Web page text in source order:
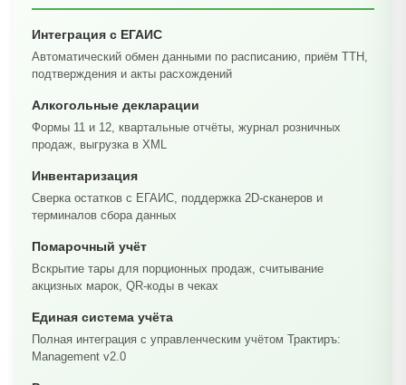
Интеграция с ЕГАИС
Автоматический обмен данными по расписанию, приём ТТН,
подтверждения и акты расхождений
Алкогольные декларации
Формы 11 и 12, квартальные отчёты, журнал розничных
продаж, выгрузка в XML
Инвентаризация
Сверка остатков с ЕГАИС, поддержка 2D-сканеров и
терминалов сбора данных
Помарочный учёт
Вскрытие тары для порционных продаж, считывание
акцизных марок, QR-коды в чеках
Единая система учёта
Полная интеграция с управленческим учётом Трактиръ:
Management v2.0